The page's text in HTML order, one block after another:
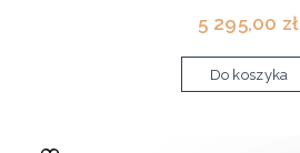
5 295,00 zł
Do koszyka